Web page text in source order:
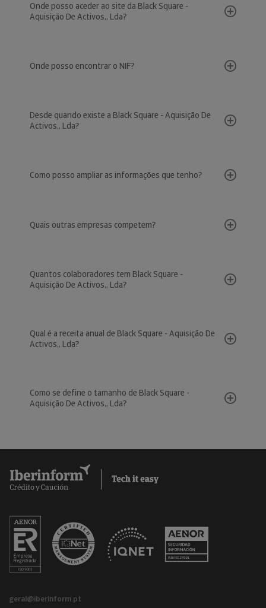
Onde posso aceder ao site da Black Square -
Aquisição De Activos,, Lda?
Onde posso encontrar o NIF?
Desde quando existe a Black Square - Aquisição De
Activos,, Lda?
Como posso ampliar as informações que tenho?
Quais outras empresas competem?
Quantos colaboradores tem Black Square -
Aquisição De Activos,, Lda?
Qual é a receita anual de Black Square - Aquisição De
Activos,, Lda?
Como se define o tamanho de Black Square -
Aquisição De Activos,, Lda?
geral@iberinform.pt